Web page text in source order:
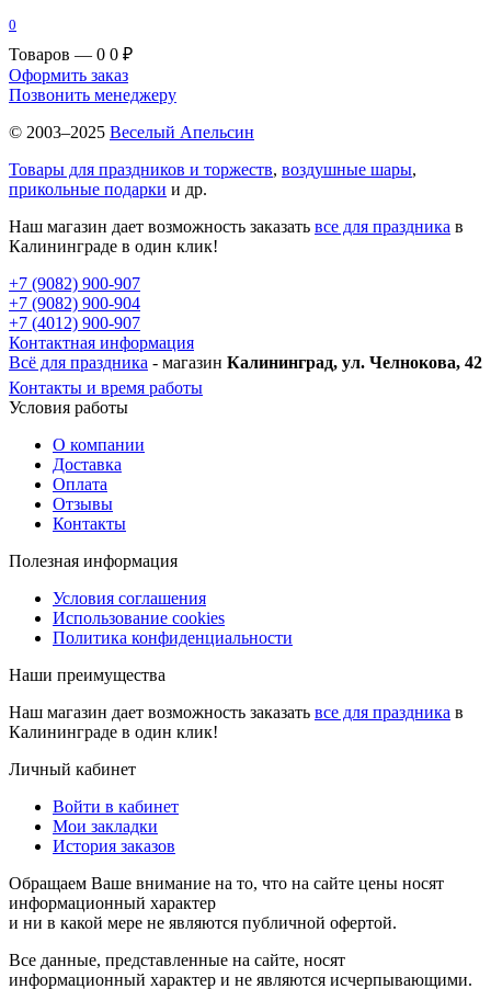
0
Товаров — 0 0 ₽
Оформить заказ
Позвонить менеджеру
© 2003–2025 Веселый Апельсин
Товары для праздников и торжеств, воздушные шары,
прикольные подарки и др.
Наш магазин дает возможность заказать все для праздника в
Калининграде в один клик!
+7 (9082) 900-907
+7 (9082) 900-904
+7 (4012) 900-907
Контактная информация
Всё для праздника - магазин Калининград, ул. Челнокова, 42
Контакты и время работы
Условия работы
О компании
Доставка
Оплата
Отзывы
Контакты
Полезная информация
Условия соглашения
Использование cookies
Политика конфиденциальности
Наши преимущества
Наш магазин дает возможность заказать все для праздника в
Калининграде в один клик!
Личный кабинет
Войти в кабинет
Мои закладки
История заказов
Обращаем Ваше внимание на то, что на сайте цены носят
информационный характер
и ни в какой мере не являются публичной офертой.
Все данные, представленные на сайте, носят
информационный характер и не являются исчерпывающими.